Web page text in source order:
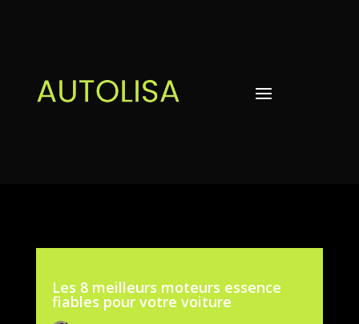
Les 8 meilleurs moteurs essence
fiables pour votre voiture